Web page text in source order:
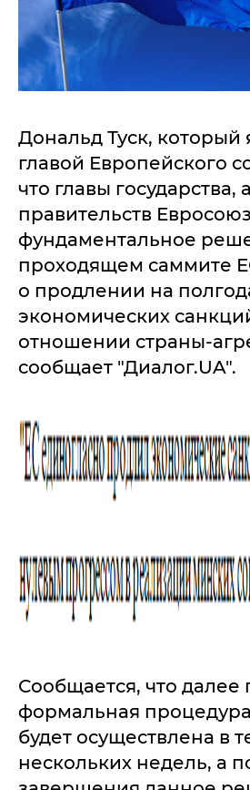
Дональд Туск, который
главой Европейского
что главы государства,
правительств
фундаментальное
проходящем саммите
о продлении на
экономических
отношении страны-
сообщает "Диалог.UA".
Сообщается, что далее
формальная
будет осуществлена в
нескольких недель, а